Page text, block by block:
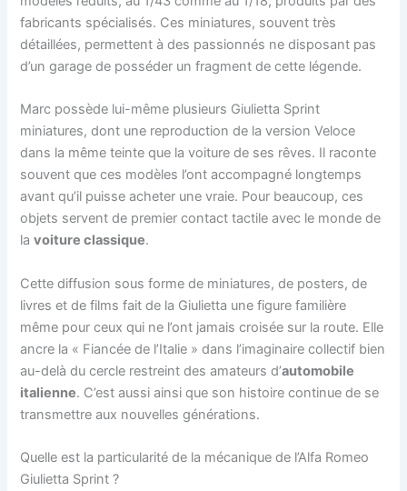
fabricants spécialisés. Ces miniatures, souvent très
détaillées, permettent à des passionnés ne disposant pas
d’un garage de posséder un fragment de cette légende.
Marc possède lui-même plusieurs Giulietta Sprint
miniatures, dont une reproduction de la version Veloce
dans la même teinte que la voiture de ses rêves. Il raconte
souvent que ces modèles l’ont accompagné longtemps
avant qu’il puisse acheter une vraie. Pour beaucoup, ces
objets servent de premier contact tactile avec le monde de
lavoiture classique.
Cette diffusion sous forme de miniatures, de posters, de
livres et de films fait de la Giulietta une figure familière
même pour ceux qui ne l’ont jamais croisée sur la route. Elle
ancre la « Fiancée de l’Italie » dans l’imaginaire collectif bien
au-delà du cercle restreint des amateurs d’automobile
italienne. C’est aussi ainsi que son histoire continue de se
transmettre aux nouvelles générations.
Quelle est la particularité de la mécanique de l’Alfa Romeo
Giulietta Sprint ?